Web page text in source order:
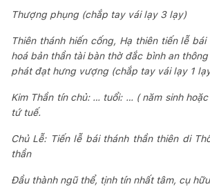
Thượng phụng (chắp tay vái lạy 3 lạy)
Thiên thánh hiến cống, Hạ thiên tiến lễ
hoá bản thần tài bàn thờ đắc bình an
phát đạt hưng vượng (chắp tay vái lạy 1
Kim Thần tín chủ: … tuổi: … ( năm sinh
tứ tuế.
Chủ Lễ: Tiến lễ bái thánh thần thiên di
thần
Đầu thành ngũ thể, tịnh tín nhất tâm, cụ